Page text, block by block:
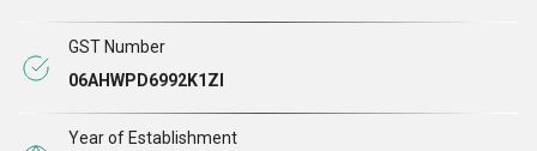
GST Number
06AHWPD6992K1ZI
Year of Establishment